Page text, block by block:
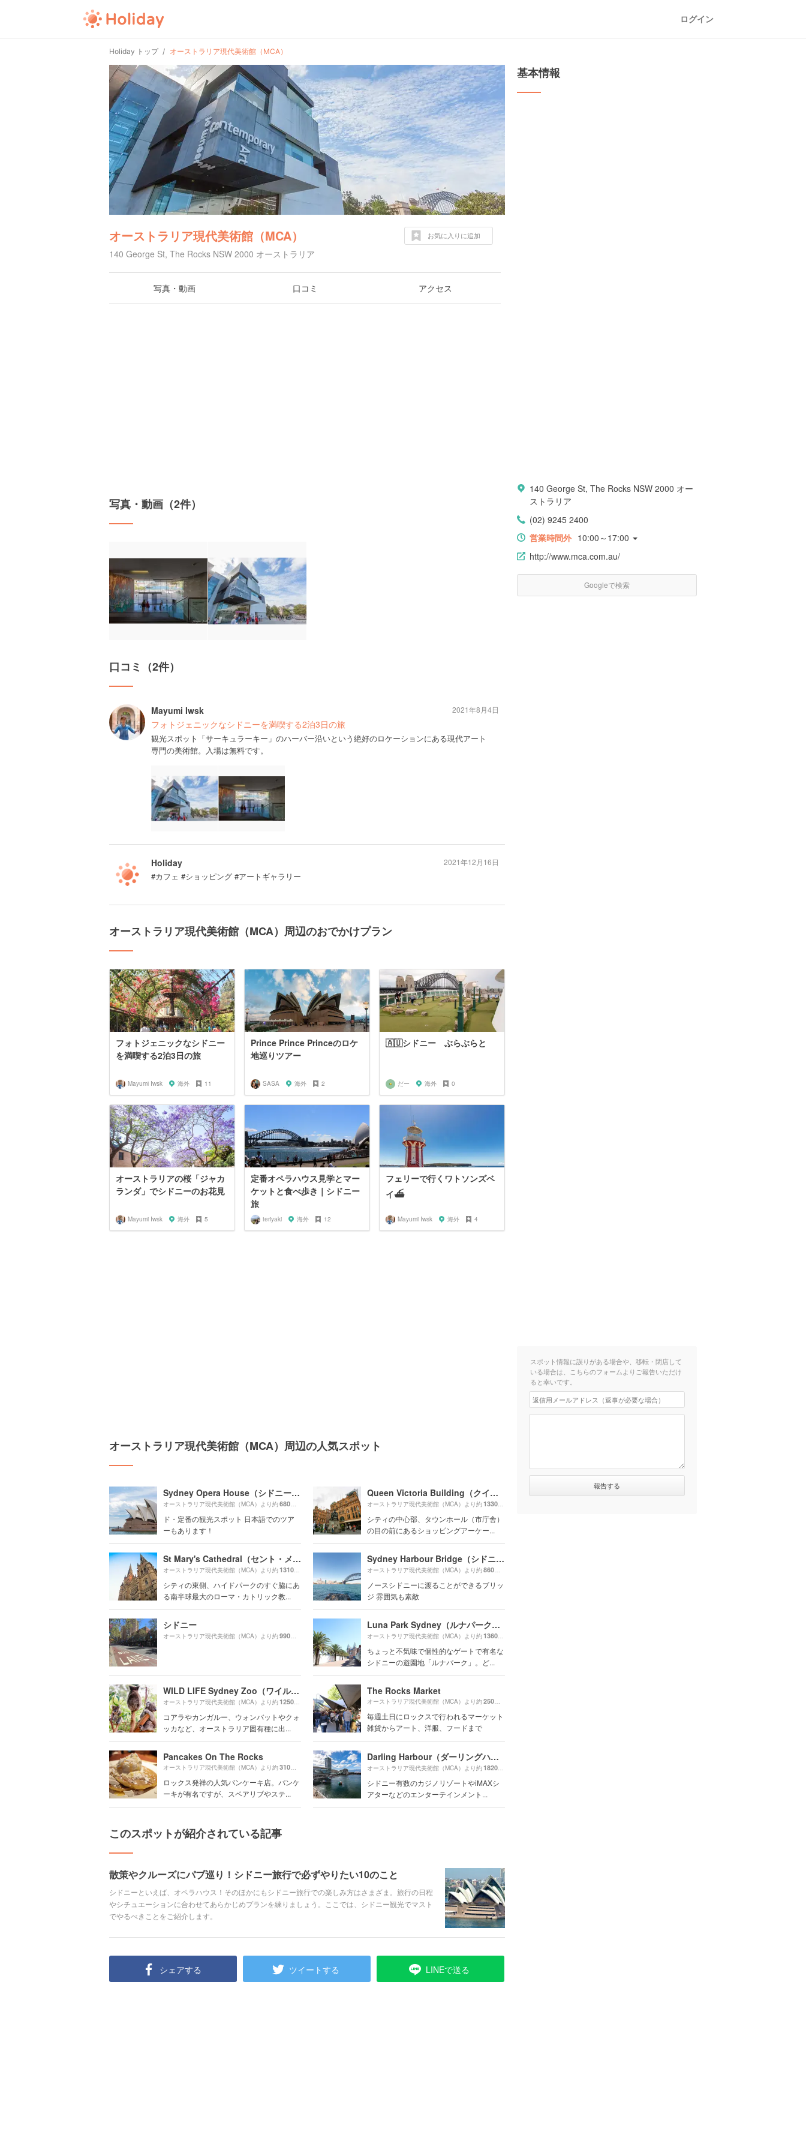
ログイン
Holiday トップ オーストラリア現代美術館（MCA）
オーストラリア現代美術館（MCA）
140 George St, The Rocks NSW 2000 オーストラリア
お気に入りに追加
写真・動画 口コミ アクセス
写真・動画（2件）
口コミ（2件）
Mayumi Iwsk
フォトジェニックなシドニーを満喫する2泊3日の旅
観光スポット「サーキュラーキー」のハーバー沿いという絶好のロケーションにある現代アート
専門の美術館。入場は無料です。
2021年8月4日
Holiday
#カフェ #ショッピング #アートギャラリー
2021年12月16日
オーストラリア現代美術館（MCA）周辺のおでかけプラン
フォトジェニックなシドニー
を満喫する2泊3日の旅
Mayumi Iwsk 海外 11
Prince Prince Princeのロケ
地巡りツアー
SASA 海外 2
🇦🇺シドニー ぶらぶらと
だー 海外 0
オーストラリアの桜「ジャカ
ランダ」でシドニーのお花見
Mayumi Iwsk 海外 5
定番オペラハウス見学とマー
ケットと食べ歩き｜シドニー
旅
teriyaki 海外 12
フェリーで行くワトソンズベ
イ⛴
Mayumi Iwsk 海外 4
オーストラリア現代美術館（MCA）周辺の人気スポット
Sydney Opera House（シドニー・オペラハウス）
オーストラリア現代美術館（MCA）より約680m （徒歩12分）
ド・定番の観光スポット 日本語でのツア
ーもあります！
Queen Victoria Building（クイーン・ビクトリア・ビルディング）
オーストラリア現代美術館（MCA）より約1330m
シティの中心部、タウンホール（市庁舎）
の目の前にあるショッピングアーケー...
St Mary's Cathedral（セント・メアリー大聖堂）
オーストラリア現代美術館（MCA）より約1310m （徒歩22分）
シティの東側、ハイドパークのすぐ脇にあ
る南半球最大のローマ・カトリック教...
Sydney Harbour Bridge（シドニー・ハーバーブリッジ）
オーストラリア現代美術館（MCA）より約860m
ノースシドニーに渡ることができるブリッ
ジ 雰囲気も素敵
シドニー
オーストラリア現代美術館（MCA）より約990m （徒歩17分）
Luna Park Sydney（ルナパーク・シドニー）
オーストラリア現代美術館（MCA）より約1360m
ちょっと不気味で個性的なゲートで有名な
シドニーの遊園地「ルナパーク」。ど...
WILD LIFE Sydney Zoo（ワイルドライフ・シドニー動物園）
オーストラリア現代美術館（MCA）より約1250m （徒歩21分）
コアラやカンガルー、ウォンバットやクォ
ッカなど、オーストラリア固有種に出...
The Rocks Market
オーストラリア現代美術館（MCA）より約250m
毎週土日にロックスで行われるマーケット
雑貨からアート、洋服、フードまで
Pancakes On The Rocks
オーストラリア現代美術館（MCA）より約310m （徒歩6分）
ロックス発祥の人気パンケーキ店。パンケ
ーキが有名ですが、スペアリブやステ...
Darling Harbour（ダーリングハーバー）
オーストラリア現代美術館（MCA）より約1820m
シドニー有数のカジノリゾートやiMAXシ
アターなどのエンターテインメント...
このスポットが紹介されている記事
散策やクルーズにパブ巡り！シドニー旅行で必ずやりたい10のこと
シドニーといえば、オペラハウス！そのほかにもシドニー旅行での楽しみ方はさまざま。旅行の日程
やシチュエーションに合わせてあらかじめプランを練りましょう。ここでは、シドニー観光でマスト
でやるべきことをご紹介します。
シェアする ツイートする LINEで送る
基本情報
140 George St, The Rocks NSW 2000 オー
ストラリア
(02) 9245 2400
営業時間外 10:00～17:00
http://www.mca.com.au/
Googleで検索
スポット情報に誤りがある場合や、移転・閉店して
いる場合は、こちらのフォームよりご報告いただけ
ると幸いです。